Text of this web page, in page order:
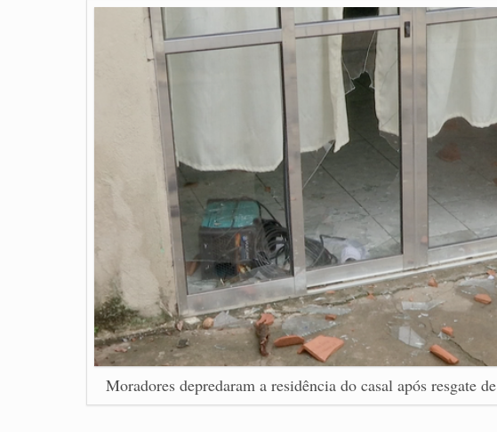
Moradores depredaram a residência do casal após resgate